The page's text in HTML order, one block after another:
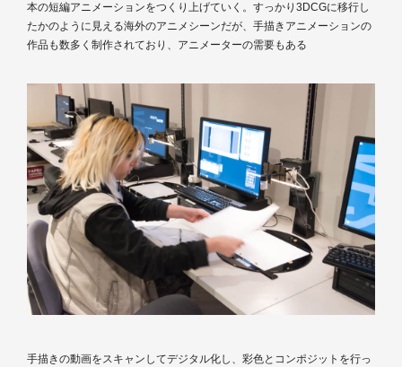
本の短編アニメーションをつくり上げていく。すっかり3DCGに移行し
たかのように見える海外のアニメシーンだが、手描きアニメーションの
作品も数多く制作されており、アニメーターの需要もある
手描きの動画をスキャンしてデジタル化し、彩色とコンポジットを行っ